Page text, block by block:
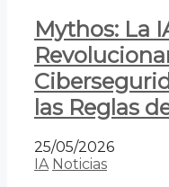
Mythos: La
las Reglas
25/05/2026
IA Noticias